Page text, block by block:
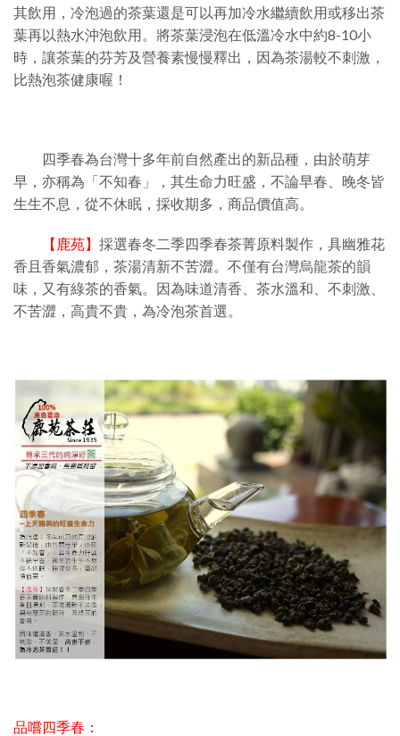
其飲用，冷泡過的茶葉還是可以再加冷水繼續飲用或移出茶
葉再以熱水沖泡飲用。 將茶葉浸泡在低溫冷水中約8-10小
時，讓茶葉的芬芳及營養素慢慢釋出，因為茶湯較不刺激，
比熱泡茶健康喔！
四季春為台灣十多年前自然產出的新品種，由於萌芽
早，亦稱為「不知春」，其生命力旺盛，不論早春、晚冬皆
生生不息，從不休眠，採收期多，商品價值高。
【鹿苑】 採選春冬二季四季春茶菁原料製作，具幽雅花
香且香氣濃郁，茶湯清新不苦澀。不僅有台灣烏龍茶的韻
味，又有綠茶的香氣。 因為味道清香、茶水溫和、不刺激、
不苦澀，高貴不貴，為冷泡茶首選。
品嚐四季春：